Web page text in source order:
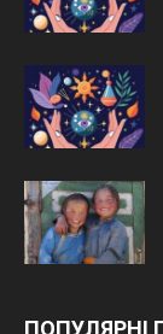
ПОПУЛЯРНІ